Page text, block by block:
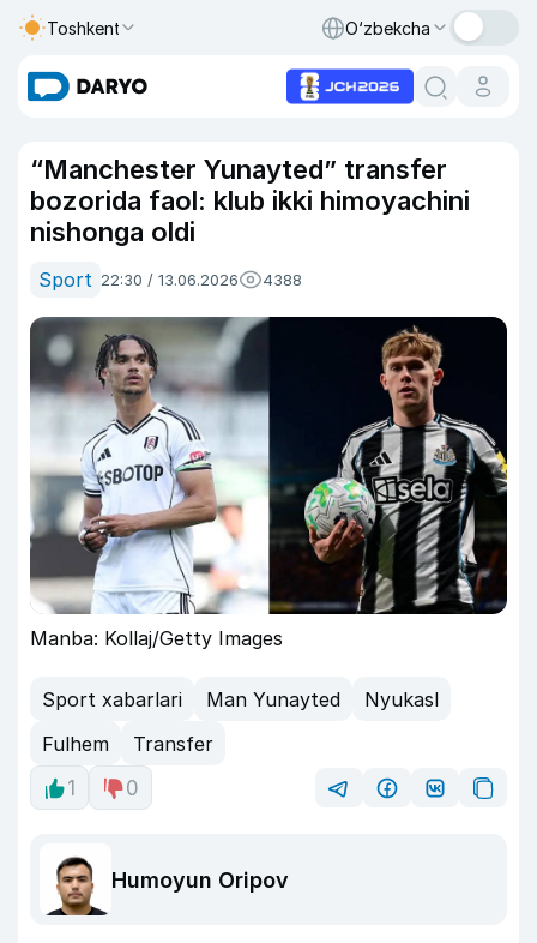
Toshkent O‘zbekcha
“Manchester Yunayted” transfer
bozorida faol: klub ikki himoyachini
nishonga oldi
Sport 22:30 / 13.06.2026 4388
Manba: Kollaj/Getty Images
Sport xabarlari Man Yunayted
Nyukasl
Fulhem
Transfer
1
0
Humoyun Oripov